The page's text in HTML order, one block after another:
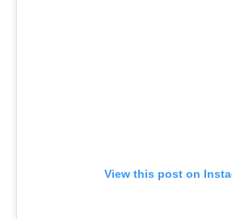
View this post on